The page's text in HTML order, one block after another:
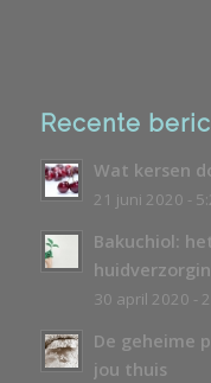
Recente
Wat kersen
21 juni 2020 -
Bakuchiol:
30 april 2020 -
De geheime
jou thuis